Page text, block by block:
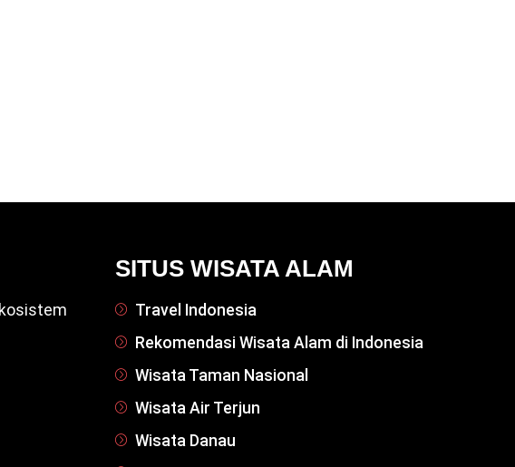
SITUS WISATA ALAM
Travel Indonesia
Rekomendasi Wisata Alam di Indonesia
Wisata Taman Nasional
Wisata Air Terjun
Wisata Danau